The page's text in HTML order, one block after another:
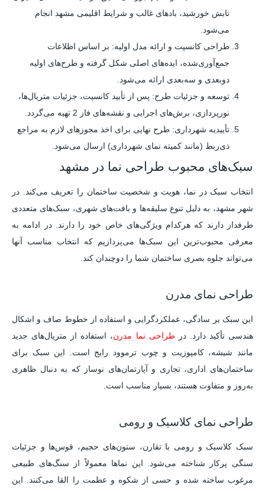
تابش خورشید، بادهای غالب و شرایط اقلیمی مشهد انجام
می‌شود.
طراحی کانسپت و ارائه مدل اولیه: بر اساس اطلاعات
جمع‌آوری‌شده، ایده‌های اصلی شکل گرفته و طرح‌های اولیه
دو‌بعدی و سه‌بعدی ارائه می‌شود.
توسعه و جزئیات طرح: پس از تأیید کانسپت، جزئیات متریال‌ها،
نورپردازی، برش‌های اجرایی و نقشه‌های فاز 2 تهیه می‌گردد.
تأییدیه شهرداری: طرح نهایی برای اخذ مجوزهای لازم به مراجع
ذی‌ربط (مانند کمیته نمای شهرداری) ارسال می‌شود.
سبک‌های محبوب طراحی نما در مشهد
انتخاب سبک در نما، هویت و شخصیت ساختمان را تعریف می‌کند. در
شهر مشهد، به دلیل تنوع سلیقه‌ها و بافت‌های شهری، سبک‌های متعددی
طرفدار دارند که هرکدام ویژگی‌های خاص خود را دارند. در ادامه به
معرفی محبوب‌ترین این سبک‌ها می‌پردازیم که انتخاب مناسب آنها
می‌تواند جلوه بصری ساختمان شما را دوچندان کند.
طراحی نمای مدرن
این سبک بر سادگی، عملکردگرایی و استفاده از خطوط صاف و اشکال
هندسی تأکید دارد. درطراحی نما مدرن، استفاده از متریال‌های جدید
مانند شیشه، کامپوزیت و چوب ترموود رایج است. این سبک برای
ساختمان‌های اداری، تجاری و آپارتمان‌های نوساز که به دنبال ظاهری
به‌روز و متفاوت هستند، بسیار مناسب است.
طراحی نمای کلاسیک و رومی
سبک کلاسیک و رومی با تقارن، ستون‌های حجیم، قوس‌ها و جزئیات
سنگی پرکار شناخته می‌شود. این نماها معمولاً از سنگ‌های طبیعی
مرغوب ساخته شده و حسی از شکوه و عظمت را القا می‌کنند. این